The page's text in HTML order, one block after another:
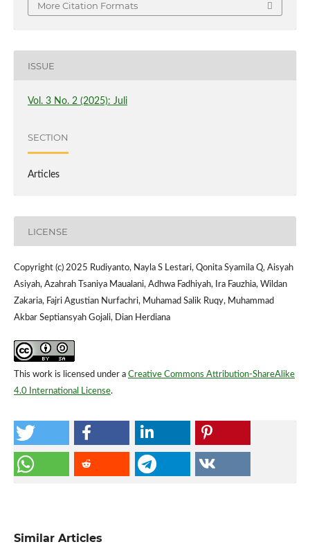
More Citation Formats
ISSUE
Vol. 3 No. 2 (2025): Juli
SECTION
Articles
LICENSE
Copyright (c) 2025 Rudiyanto, Nayla S Lestari, Qonita Syamila Q, Aisyah
Asiyah, Azahrah Tsaniya Maualani, Adhwa Fadhiyah, Ira Fauzhia, Wildan
Zakaria, Fajri Agustian Nurfachri, Muhamad Salik Ruqy, Muhammad
Akbar Septiansyah Gojali, Dian Herdiana
This work is licensed under a Creative Commons Attribution-ShareAlike
4.0 International License.
Similar Articles